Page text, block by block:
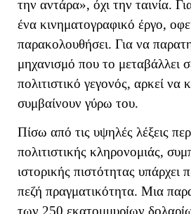
την αντάρα», όχι την ταινία.
ένα κινηματογραφικό έργο,
παρακολουθήσει. Για να
μηχανισμό που το μεταβάλλει
πολιτιστικό γεγονός, αρκεί να
συμβαίνουν γύρω του.
Πίσω από τις υψηλές λέξεις
πολιτιστικής κληρονομιάς,
ιστορικής πιστότητας υπάρχει
πεζή πραγματικότητα. Μια
των 250 εκατομμυρίων